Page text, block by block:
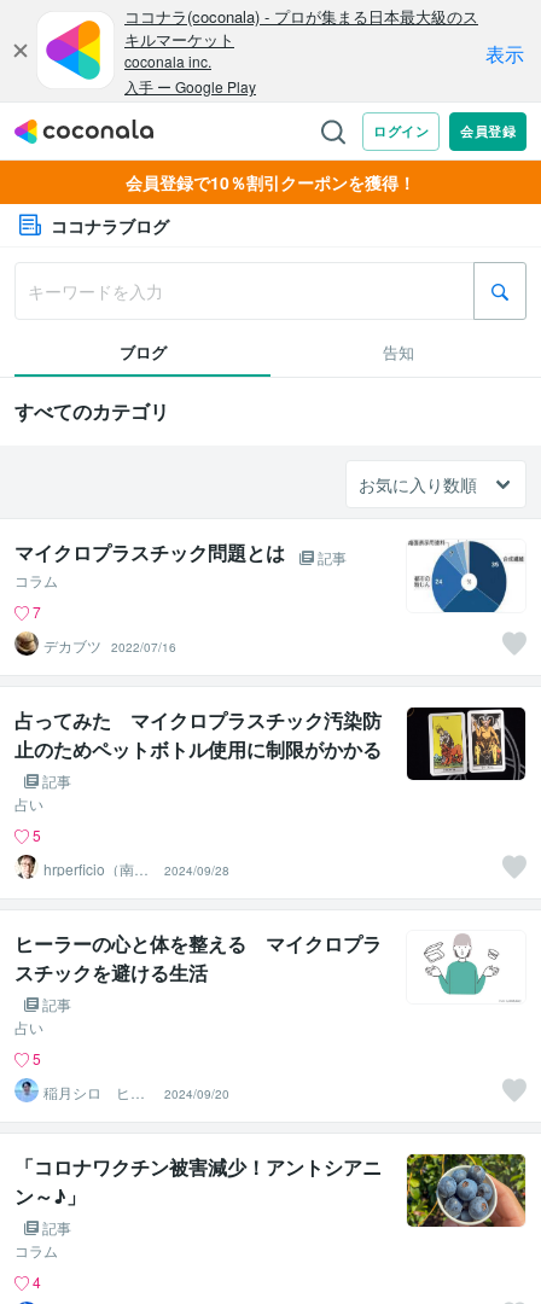
会員登録で10％割引クーポンを獲得！
ココナラブログ
ブログ 告知
すべてのカテゴリ
マイクロプラスチック問題とは
記事
コラム
7
デカブツ
2022/07/16
占ってみた マイクロプラスチック汚染防
止のためペットボトル使用に制限がかかる
か 記事
占い
5
hrperficio（南仙
台の父）
2024/09/28
ヒーラーの心と体を整える マイクロプラ
スチックを避ける生活
記事
占い
5
稲月シロ ヒー
リングサロンHO
OLOLI
2024/09/20
「コロナワクチン被害減少！アントシアニ
ン～♪」
記事
コラム
4